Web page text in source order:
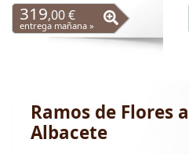
319,00 €
entrega mañana »
Ramos de Flores
Albacete